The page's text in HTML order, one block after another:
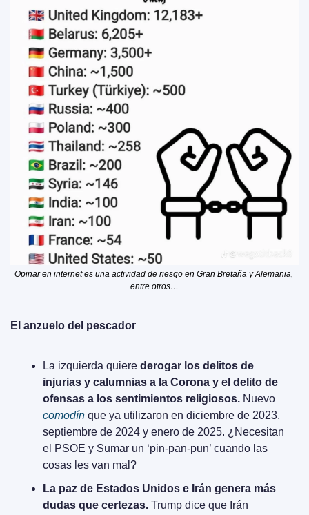
Opinar en internet es una actividad de riesgo en Gran Bretaña y Alemania,
entre otros…
El anzuelo del pescador
La izquierda quiere derogar los delitos de
injurias y calumnias a la Corona y el delito de
ofensas a los sentimientos religiosos.
comodín que ya utilizaron en diciembre de 2023,
septiembre de 2024 y enero de 2025. ¿Necesitan
el PSOE y Sumar un ‘pin-pan-pun’ cuando las
cosas les van mal?
La paz de Estados Unidos e Irán genera más
dudas que certezas. Trump dice que Irán